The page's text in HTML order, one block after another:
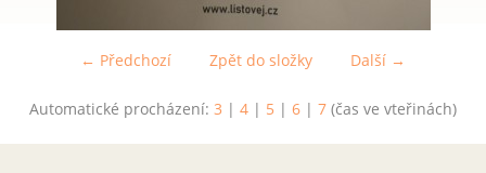
← Předchozí Další →
Zpět do složky
Automatické procházení: 3 | 4 | 5 | 6 | 7 (čas ve vteřinách)